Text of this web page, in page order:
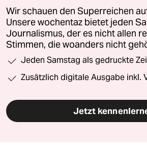
Wir schauen den Superreichen
Unsere wochentaz bietet jeden
Journalismus, der es nicht allen
Stimmen, die woanders nicht
Jeden Samstag als gedruckte
Zusätzlich digitale Ausgabe inkl.
Jetzt